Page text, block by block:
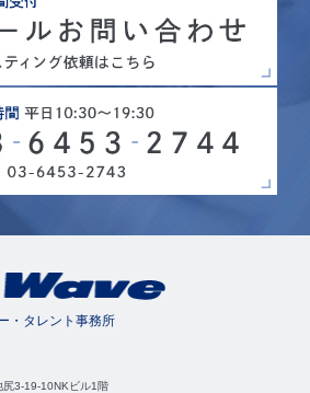
・タレント事務所
3-19-10NKビル1階